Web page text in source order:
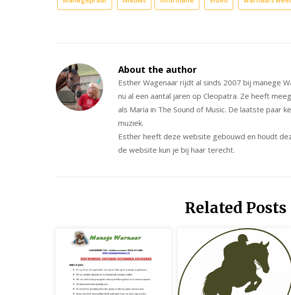
About the author
Esther Wagenaar rijdt al sinds 2007 bij manege
nu al een aantal jaren op Cleopatra. Ze heeft
als Maria in The Sound of Music. De laatste paar
muziek.
Esther heeft deze website gebouwd en houdt
de website kun je bij haar terecht.
Related Posts